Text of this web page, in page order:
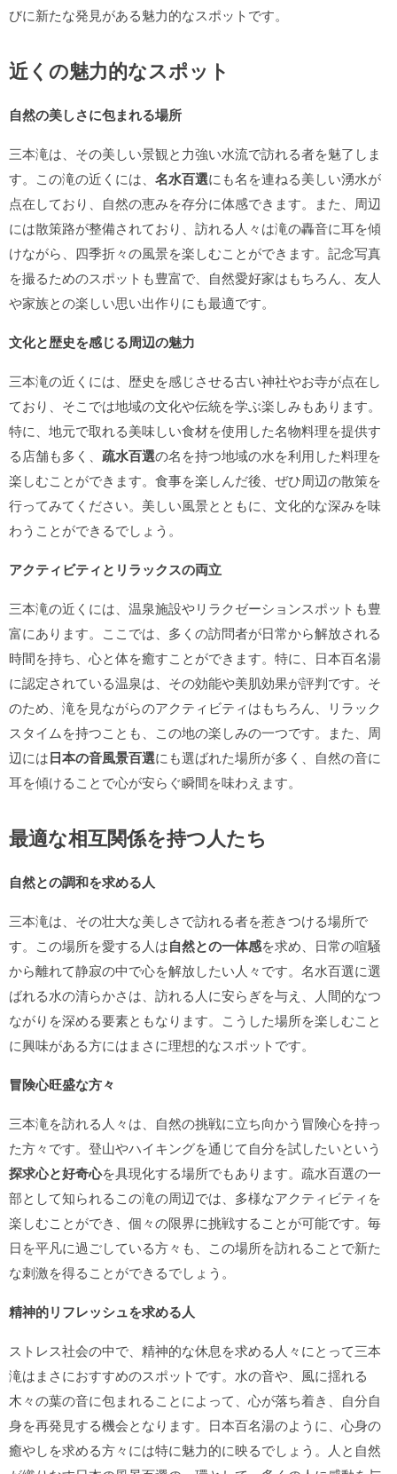
びに新たな発見がある魅力的なスポットです。
近くの魅力的なスポット
自然の美しさに包まれる場所
三本滝は、その美しい景観と力強い水流で訪れる者を魅了しま
す。この滝の近くには、 名水百選にも名を連ねる美しい湧水が
点在しており、自然の恵みを存分に体感できます。また、周辺
には散策路が整備されており、訪れる人々は滝の轟音に耳を傾
けながら、四季折々の風景を楽しむことができます。記念写真
を撮るためのスポットも豊富で、自然愛好家はもちろん、友人
や家族との楽しい思い出作りにも最適です。
文化と歴史を感じる周辺の魅力
三本滝の近くには、歴史を感じさせる古い神社やお寺が点在し
ており、そこでは地域の文化や伝統を学ぶ楽しみもあります。
特に、地元で取れる美味しい食材を使用した名物料理を提供す
る店舗も多く、 疏水百選の名を持つ地域の水を利用した料理を
楽しむことができます。食事を楽しんだ後、ぜひ周辺の散策を
行ってみてください。美しい風景とともに、文化的な深みを味
わうことができるでしょう。
アクティビティとリラックスの両立
三本滝の近くには、温泉施設やリラクゼーションスポットも豊
富にあります。ここでは、多くの訪問者が日常から解放される
時間を持ち、心と体を癒すことができます。特に、日本百名湯
に認定されている温泉は、その効能や美肌効果が評判です。そ
のため、滝を見ながらのアクティビティはもちろん、リラック
スタイムを持つことも、この地の楽しみの一つです。また、周
辺には日本の音風景百選にも選ばれた場所が多く、自然の音に
耳を傾けることで心が安らぐ瞬間を味わえます。
最適な相互関係を持つ人たち
自然との調和を求める人
三本滝は、その壮大な美しさで訪れる者を惹きつける場所で
す。この場所を愛する人は自然との一体感を求め、日常の喧騒
から離れて静寂の中で心を解放したい人々です。名水百選に選
ばれる水の清らかさは、訪れる人に安らぎを与え、人間的なつ
ながりを深める要素ともなります。こうした場所を楽しむこと
に興味がある方にはまさに理想的なスポットです。
冒険心旺盛な方々
三本滝を訪れる人々は、自然の挑戦に立ち向かう冒険心を持っ
た方々です。登山やハイキングを通じて自分を試したいという
探求心と好奇心を具現化する場所でもあります。疏水百選の一
部として知られるこの滝の周辺では、多様なアクティビティを
楽しむことができ、個々の限界に挑戦することが可能です。毎
日を平凡に過ごしている方々も、この場所を訪れることで新た
な刺激を得ることができるでしょう。
精神的リフレッシュを求める人
ストレス社会の中で、精神的な休息を求める人々にとって三本
滝はまさにおすすめのスポットです。水の音や、風に揺れる
木々の葉の音に包まれることによって、心が落ち着き、自分自
身を再発見する機会となります。日本百名湯のように、心身の
癒やしを求める方々には特に魅力的に映るでしょう。人と自然